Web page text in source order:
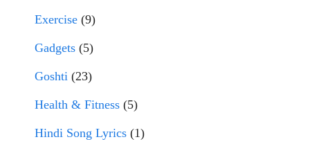
Exercise (9)
Gadgets (5)
Goshti (23)
Health & Fitness (5)
Hindi Song Lyrics (1)